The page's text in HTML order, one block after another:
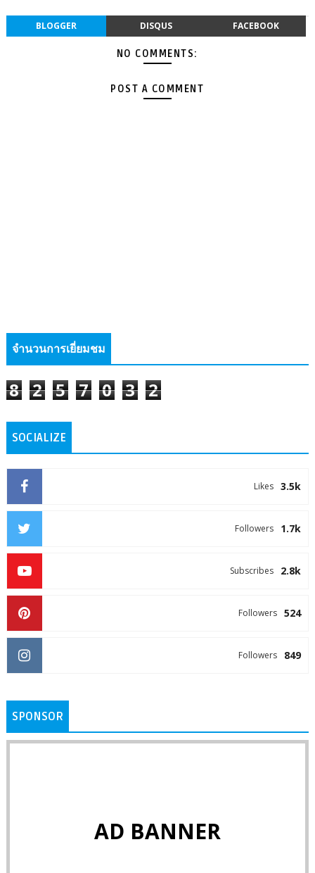
BLOGGER DISQUS FACEBOOK
NO COMMENTS:
POST A COMMENT
จำนวนการเยี่ยมชม
8 2 5 7 0 3 2
SOCIALIZE
3.5k
Likes
1.7k
Followers
2.8k
Subscribes
524
Followers
849
Followers
SPONSOR
AD BANNER